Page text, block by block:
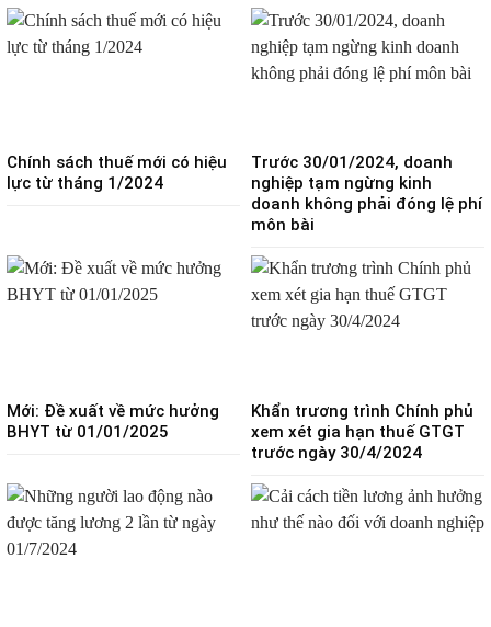
Chính sách thuế mới có hiệu
lực từ tháng 1/2024
Trước 30/01/2024, doanh
nghiệp tạm ngừng kinh
doanh không phải đóng lệ phí
môn bài
Mới: Đề xuất về mức hưởng
BHYT từ 01/01/2025
Khẩn trương trình Chính phủ
xem xét gia hạn thuế GTGT
trước ngày 30/4/2024